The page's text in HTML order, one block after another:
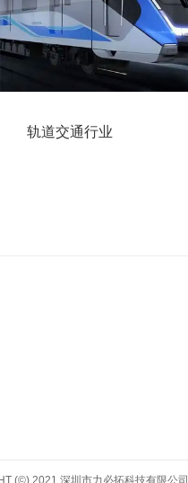
轨道交通行业